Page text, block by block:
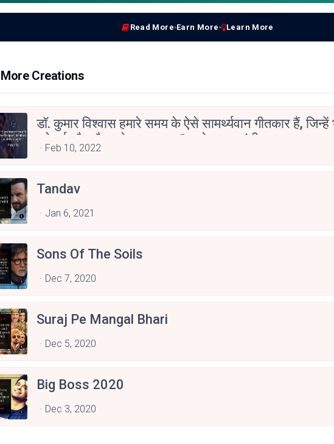
Read More Earn More Learn More
More Creations
डॉ. कुमार विश्वास हमारे समय के ऐसे सामर्थ्यवान गीतकार हैं, जिन्हें
बड़े गर्व और गौरव से गुनगुनाएगा.”-- गोपालदास‘नीरज
Feb 10, 2022
Tandav
Jan 6, 2021
Sons Of The Soils
Dec 7, 2020
Suraj Pe Mangal Bhari
Dec 5, 2020
Big Boss 2020
Dec 3, 2020